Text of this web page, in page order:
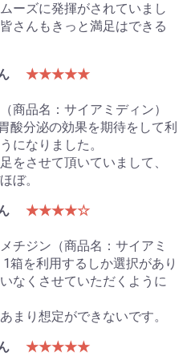
ーズに発揮がされていまし
さんもきっと満足はできる
★★★★★
商品名：サイアミディン）
酸分泌の効果を期待をして利
になりました。
をさせて頂いていまして、
ぼ。
★★★★☆
チジン（商品名：サイアミ
箱を利用するしか選択があり
なくさせていただくように
まり想定ができないです。
★★★★★